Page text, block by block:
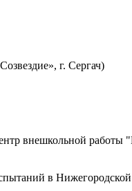
г. Сергач)
внешкольной работы
в Нижегородской